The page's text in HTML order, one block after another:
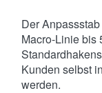
Der
Macro-Linie bis
Kunden selbst
werden.